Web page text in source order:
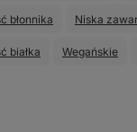
błonnika Niska
białka Wegańskie